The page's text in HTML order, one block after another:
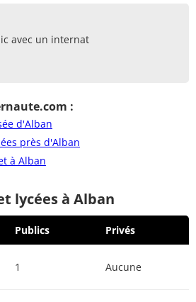
avec un internat
:
d'Alban
près d'Alban
à Alban
lycées à Alban
Publics Privés
1 Aucune